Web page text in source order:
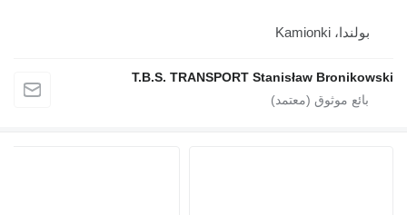
بولندا، Kamionki
T.B.S. TRANSPORT Stanisław Bronikowski